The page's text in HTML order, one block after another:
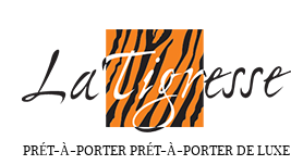
PRÉT-À-PORTER PRÉT-À-PORTER DE LUXE